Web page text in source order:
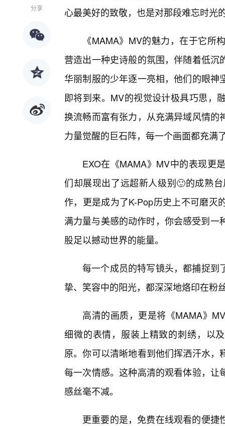
分享
心最美好的致敬，也是对那段难忘时光
《MAMA》MV的魅力，在于它所
营造出一种史诗般的氛围，伴随着低
华丽制服的少年逐一亮相，他们的眼
即将到来。MV的视觉设计极具巧思，
换流畅而富有张力，从充满异域风情
力量觉醒的巨石阵，每一个画面都充满
EXO在《MAMA》MV中的表现更
们却展现出了远超新人级别🙂的成熟
作，更是成为了K-Pop历史上不可磨灭
满力量与美感的动作时，你会感受到
股足以撼动世界的能量。
每一个成员的特写镜头，都捕捉到
挚、笑容中的阳光，都深深地烙印在粉
高清的画质，更是将《MAMA》
细微的表情，服装上精致的刺绣，以
原。你可以清晰地看到他们挥洒汗水
每一次情感。这种高清的观看体验，
感丝毫不减。
更重要的是，免费在线观看的便